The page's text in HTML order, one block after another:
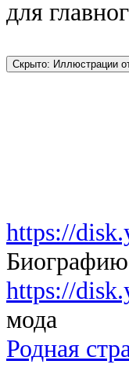
для
https://
https://
мода
Родная